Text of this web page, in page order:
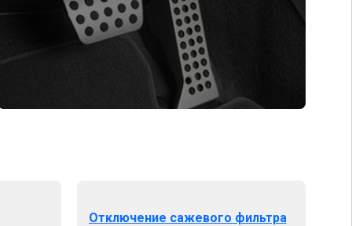
Отключение сажевого фильтра